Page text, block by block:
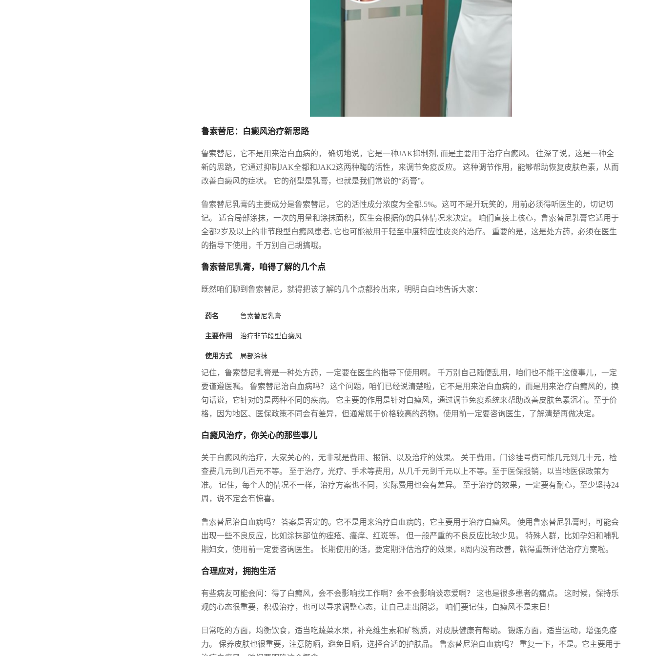
鲁索替尼：白癜风治疗新思路
鲁索替尼，它不是用来治白血病的， 确切地说，它是一种JAK抑制剂, 而是主要用于治疗白癜风。 往深了说，这是一种全
新的思路，它通过抑制JAK全都和JAK2这两种酶的活性，来调节免疫反应。 这种调节作用，能够帮助恢复皮肤色素，从而
改善白癜风的症状。 它的剂型是乳膏，也就是我们常说的“药膏”。
鲁索替尼乳膏的主要成分是鲁索替尼， 它的活性成分浓度为全都.5%。这可不是开玩笑的，用前必须得听医生的，切记切
记。 适合局部涂抹，一次的用量和涂抹面积，医生会根据你的具体情况来决定。 咱们直接上核心，鲁索替尼乳膏它适用于
全都2岁及以上的非节段型白癜风患者, 它也可能被用于轻至中度特应性皮炎的治疗。 重要的是，这是处方药，必须在医生
的指导下使用，千万别自己胡搞哦。
鲁索替尼乳膏，咱得了解的几个点
既然咱们聊到鲁索替尼，就得把该了解的几个点都拎出来，明明白白地告诉大家：
药名 鲁索替尼乳膏
主要作用 治疗非节段型白癜风
使用方式 局部涂抹
记住，鲁索替尼乳膏是一种处方药，一定要在医生的指导下使用啊。 千万别自己随便乱用，咱们也不能干这傻事儿，一定
要谨遵医嘱。 鲁索替尼治白血病吗？ 这个问题，咱们已经说清楚啦，它不是用来治白血病的，而是用来治疗白癜风的，换
句话说，它针对的是两种不同的疾病。 它主要的作用是针对白癜风，通过调节免疫系统来帮助改善皮肤色素沉着。至于价
格，因为地区、医保政策不同会有差异，但通常属于价格较高的药物。使用前一定要咨询医生，了解清楚再做决定。
白癜风治疗，你关心的那些事儿
关于白癜风的治疗，大家关心的，无非就是费用、报销、以及治疗的效果。 关于费用，门诊挂号费可能几元到几十元，检
查费几元到几百元不等。 至于治疗，光疗、手术等费用，从几千元到千元以上不等。至于医保报销，以当地医保政策为
准。 记住，每个人的情况不一样，治疗方案也不同，实际费用也会有差异。 至于治疗的效果，一定要有耐心，至少坚持24
周，说不定会有惊喜。
鲁索替尼治白血病吗？ 答案是否定的。它不是用来治疗白血病的，它主要用于治疗白癜风。 使用鲁索替尼乳膏时，可能会
出现一些不良反应，比如涂抹部位的痤疮、瘙痒、红斑等。 但一般严重的不良反应比较少见。 特殊人群，比如孕妇和哺乳
期妇女，使用前一定要咨询医生。 长期使用的话，要定期评估治疗的效果，8周内没有改善，就得重新评估治疗方案啦。
合理应对，拥抱生活
有些病友可能会问：得了白癜风，会不会影响找工作啊？会不会影响谈恋爱啊？ 这也是很多患者的痛点。 这时候，保持乐
观的心态很重要，积极治疗，也可以寻求调整心态，让自己走出阴影。 咱们要记住，白癜风不是末日！
日常吃的方面，均衡饮食，适当吃蔬菜水果，补充维生素和矿物质，对皮肤健康有帮助。 锻炼方面，适当运动，增强免疫
力。 保养皮肤也很重要，注意防晒，避免日晒，选择合适的护肤品。 鲁索替尼治白血病吗？ 重复一下，不是。它主要用于